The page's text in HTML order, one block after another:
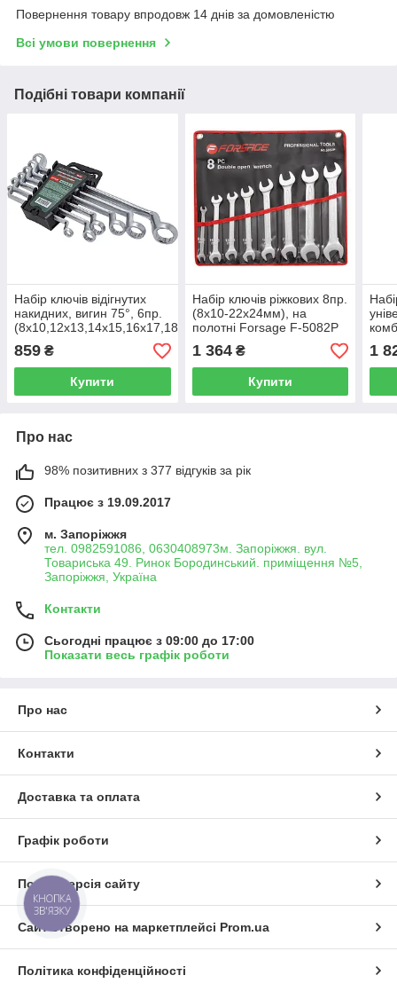
Повернення товару впродовж 14 днів за домовленістю
Всі умови повернення
Подібні товари компанії
Набір ключів відігнутих
накидних, вигин 75°, 6пр.
(8x10,12x13,14x15,16x17,18x19,22x24мм),
в пластиковом
ROCKFORCE RF-50610
859 ₴
Купити
Набір ключів ріжкових 8пр.
(8х10-22х24мм), на
полотні Forsage F-5082P
1 364₴
Купити
1
Про нас
98% позитивних з 377 відгуків за рік
Працює з 19.09.2017
м. Запоріжжя
тел. 0982591086, 0630408973м. Запоріжжя. вул.
Товариська 49. Ринок Бородинський. приміщення №5,
Запоріжжя, Україна
Контакти
Сьогодні працює з 09:00 до 17:00
Показати весь графік роботи
Про нас
Контакти
Доставка та оплата
Графік роботи
Повна версія сайту
Сайт створено на маркетплейсі Prom.ua
Політика конфіденційності
КНОПКА
ЗВ'ЯЗКУ